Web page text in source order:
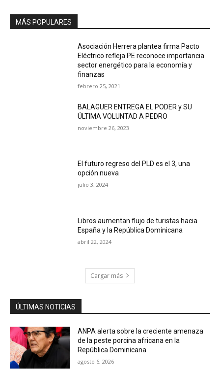
MÁS POPULARES
Asociación Herrera plantea firma Pacto
Eléctrico refleja PE reconoce importancia
sector energético para la economía y
finanzas
febrero 25, 2021
BALAGUER ENTREGA EL PODER y SU
ÚLTIMA VOLUNTAD A PEDRO
noviembre 26, 2023
El futuro regreso del PLD es el 3, una
opción nueva
julio 3, 2024
Libros aumentan flujo de turistas hacia
España y la República Dominicana
abril 22, 2024
Cargar más
ÚLTIMAS NOTICIAS
ANPA alerta sobre la creciente amenaza
de la peste porcina africana en la
República Dominicana
agosto 6, 2026